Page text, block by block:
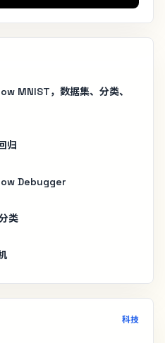
MNIST，数据集、分类、
归
Debugger
类
科技